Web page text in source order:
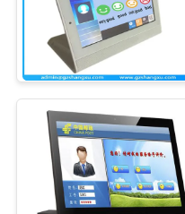
PLAN
DU
SITE
PRIVACY
POLICY